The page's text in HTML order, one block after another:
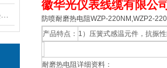
徽华光仪表线缆有限公
防喷耐磨热电阻WZP-220NM,WZP2-
产品特点： 1）压簧式感温元件，抗振
耐磨热电阻详细资料：